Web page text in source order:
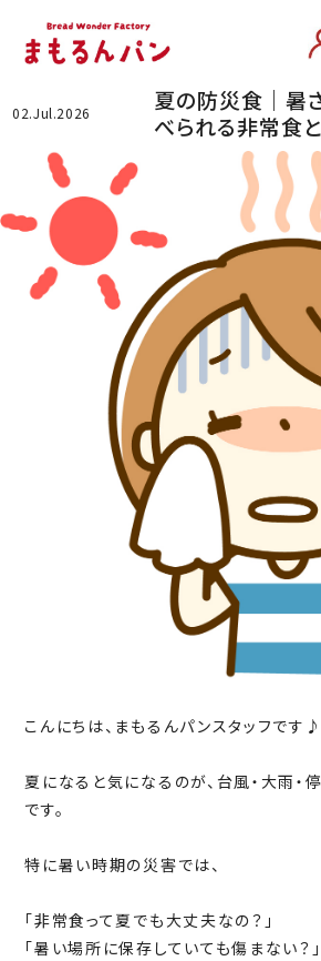
02.Jul.2026
夏の防災食｜暑
べられる非常食
こんにちは、まもるんパンスタッフです♪
夏になると気になるのが、台風・大雨・
です。
特に暑い時期の災害では、
「非常食って夏でも大丈夫なの？」
「暑い場所に保存していても傷まない？」